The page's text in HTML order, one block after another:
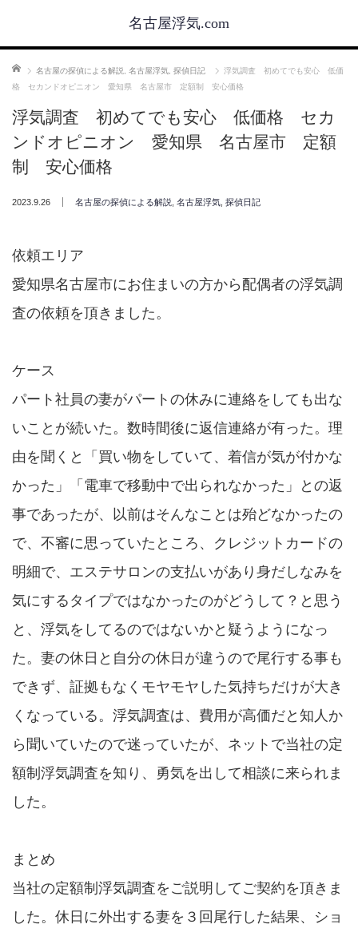
名古屋浮気.com
ホーム 名古屋の探偵による解説 名古屋浮気 探偵日記
浮気調査 初めてでも安心 低価
格 セカンドオピニオン 愛知県 名古屋市 定額制 安心価格
浮気調査 初めてでも安心 低価格 セカ
ンドオピニオン 愛知県 名古屋市 定額
制 安心価格
2023.9.26 名古屋の探偵による解説 名古屋浮気 探偵日記
依頼エリア
愛知県名古屋市にお住まいの方から配偶者の浮気調
査の依頼を頂きました。
ケース
パート社員の妻がパートの休みに連絡をしても出な
いことが続いた。数時間後に返信連絡が有った。理
由を聞くと「買い物をしていて、着信が気が付かな
かった」「電車で移動中で出られなかった」との返
事であったが、以前はそんなことは殆どなかったの
で、不審に思っていたところ、クレジットカードの
明細で、エステサロンの支払いがあり身だしなみを
気にするタイプではなかったのがどうして？と思う
と、浮気をしてるのではないかと疑うようになっ
た。妻の休日と自分の休日が違うので尾行する事も
できず、証拠もなくモヤモヤした気持ちだけが大き
くなっている。浮気調査は、費用が高価だと知人か
ら聞いていたので迷っていたが、ネットで当社の定
額制浮気調査を知り、勇気を出して相談に来られま
した。
まとめ
当社の定額制浮気調査をご説明してご契約を頂きま
した。休日に外出する妻を３回尾行した結果、ショ